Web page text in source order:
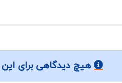
هیچ دیدگاهی برای